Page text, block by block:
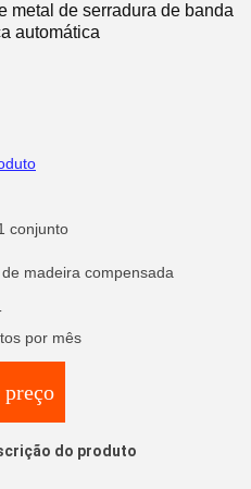
metal de serradura de banda
automática
conjunto
madeira compensada
por mês
do produto